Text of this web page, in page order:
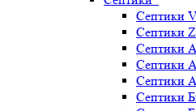
Септики
Септики
Септики
Септики
Септики
Септики